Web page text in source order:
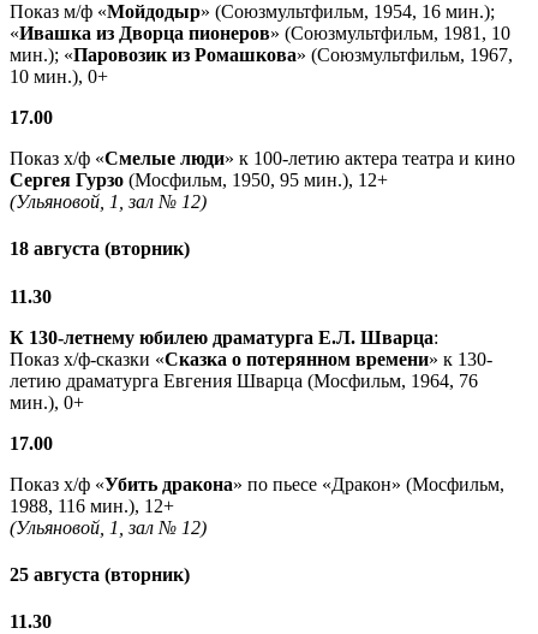
Показ м/ф «Мойдодыр» (Союзмультфильм, 1954, 16 мин.);
«Ивашка из Дворца пионеров» (Союзмультфильм, 1981, 10
мин.); «Паровозик из Ромашкова» (Союзмультфильм, 1967,
10 мин.), 0+
17.00
Показ х/ф «Смелые люди» к 100-летию актера театра и кино
Сергея Гурзо (Мосфильм, 1950, 95 мин.), 12+
(Ульяновой, 1, зал № 12)
18 августа (вторник)
11.30
К 130-летнему юбилею драматурга Е.Л. Шварца:
Показ х/ф-сказки «Сказка о потерянном времени» к 130-
летию драматурга Евгения Шварца (Мосфильм, 1964, 76
мин.), 0+
17.00
Показ х/ф «Убить дракона» по пьесе «Дракон» (Мосфильм,
1988, 116 мин.), 12+
(Ульяновой, 1, зал № 12)
25 августа (вторник)
11.30